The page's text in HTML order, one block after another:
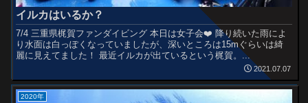
イルカはいるか？
7/4 三重県梶賀ファンダイビング 本日は女子会❤️ 降り続いた雨によ
り水面は白っぽくなっていましたが、深いところは15mぐらいは綺
麗に見えてました！ 最近イルカが出ているという梶賀。...
2021.07.07
2020年